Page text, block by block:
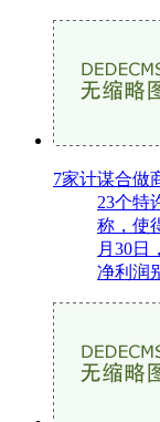
7家计谋合做
23个特
称，使
月30日
净利润